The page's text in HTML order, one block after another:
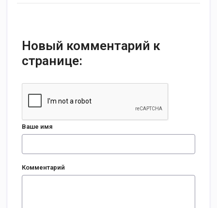
Новый комментарий к
странице:
Ваше имя
Комментарий